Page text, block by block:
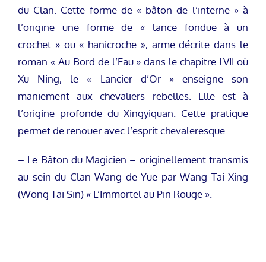
du Clan. Cette forme de « bâton de l’interne » à
l’origine une forme de « lance fondue à un
crochet » ou « hanicroche », arme décrite dans le
roman « Au Bord de l’Eau » dans le chapitre LVII où
Xu Ning, le « Lancier d’Or » enseigne son
maniement aux chevaliers rebelles. Elle est à
l’origine profonde du Xingyiquan. Cette pratique
permet de renouer avec l’esprit chevaleresque.
– Le Bâton du Magicien – originellement transmis
au sein du Clan Wang de Yue par Wang Tai Xing
(Wong Tai Sin) « L’Immortel au Pin Rouge ».